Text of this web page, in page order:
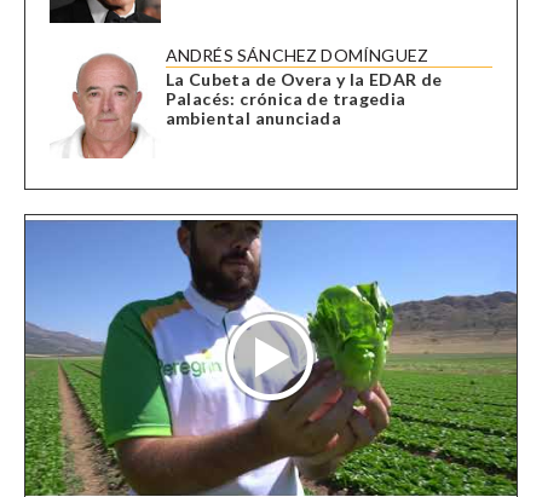
ANDRÉS SÁNCHEZ DOMÍNGUEZ
La Cubeta de Overa y la EDAR de
Palacés: crónica de tragedia
ambiental anunciada